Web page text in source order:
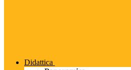
Didattica